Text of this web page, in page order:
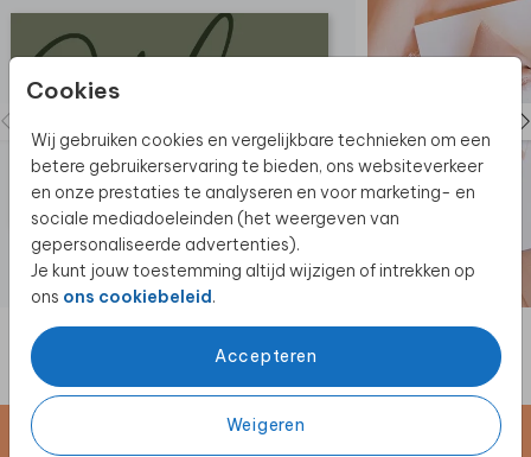
Cookies
Wij gebruiken cookies en vergelijkbare technieken om een
betere gebruikerservaring te bieden, ons websiteverkeer
en onze prestaties te analyseren en voor marketing- en
sociale mediadoeleinden (het weergeven van
gepersonaliseerde advertenties).
Je kunt jouw toestemming altijd wijzigen of intrekken op
ons ons cookiebeleid.
Accepteren
Weigeren
Zo mooi voor aan de muur! Je kunt de voorzijde van
het geboortekaartje in een groter formaat bestellen.
Vraag het geboortekaartje in
aan. Bijvoorbeeld in formaat liggend A4.